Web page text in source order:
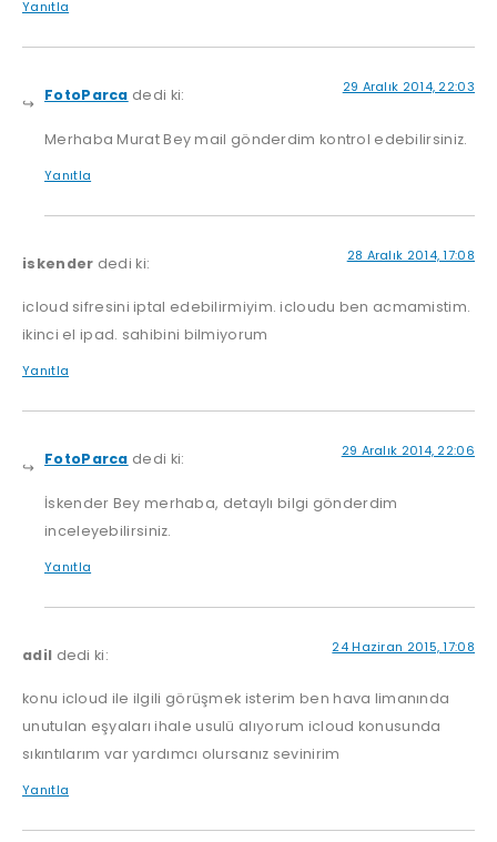
Yanıtla
FotoParca dedi ki: 29 Aralık 2014, 22:03
Merhaba Murat Bey mail gönderdim kontrol edebilirsiniz.
Yanıtla
iskender dedi ki: 28 Aralık 2014, 17:08
icloud sifresini iptal edebilirmiyim. icloudu ben acmamistim.
ikinci el ipad. sahibini bilmiyorum
Yanıtla
FotoParca dedi ki: 29 Aralık 2014, 22:06
İskender Bey merhaba, detaylı bilgi gönderdim
inceleyebilirsiniz.
Yanıtla
adil dedi ki: 24 Haziran 2015, 17:08
konu icloud ile ilgili görüşmek isterim ben hava limanında
unutulan eşyaları ihale usulü alıyorum icloud konusunda
sıkıntılarım var yardımcı olursanız sevinirim
Yanıtla